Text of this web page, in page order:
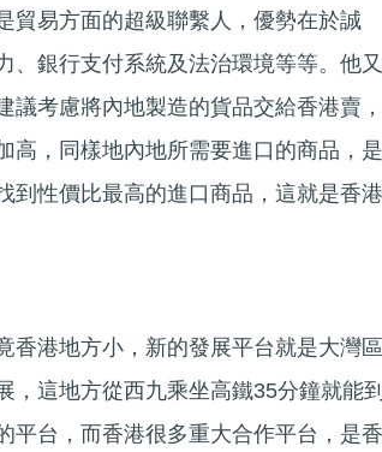
貿易方面的超級聯繫人，優勢在於誠
、銀行支付系統及法治環境等等。他又
議考慮將內地製造的貨品交給香港賣，
高，同樣地內地所需要進口的商品，是
到性價比最高的進口商品，這就是香港
香港地方小，新的發展平台就是大灣
，這地方從西九乘坐高鐵35分鐘就能
平台，而香港很多重大合作平台，是香